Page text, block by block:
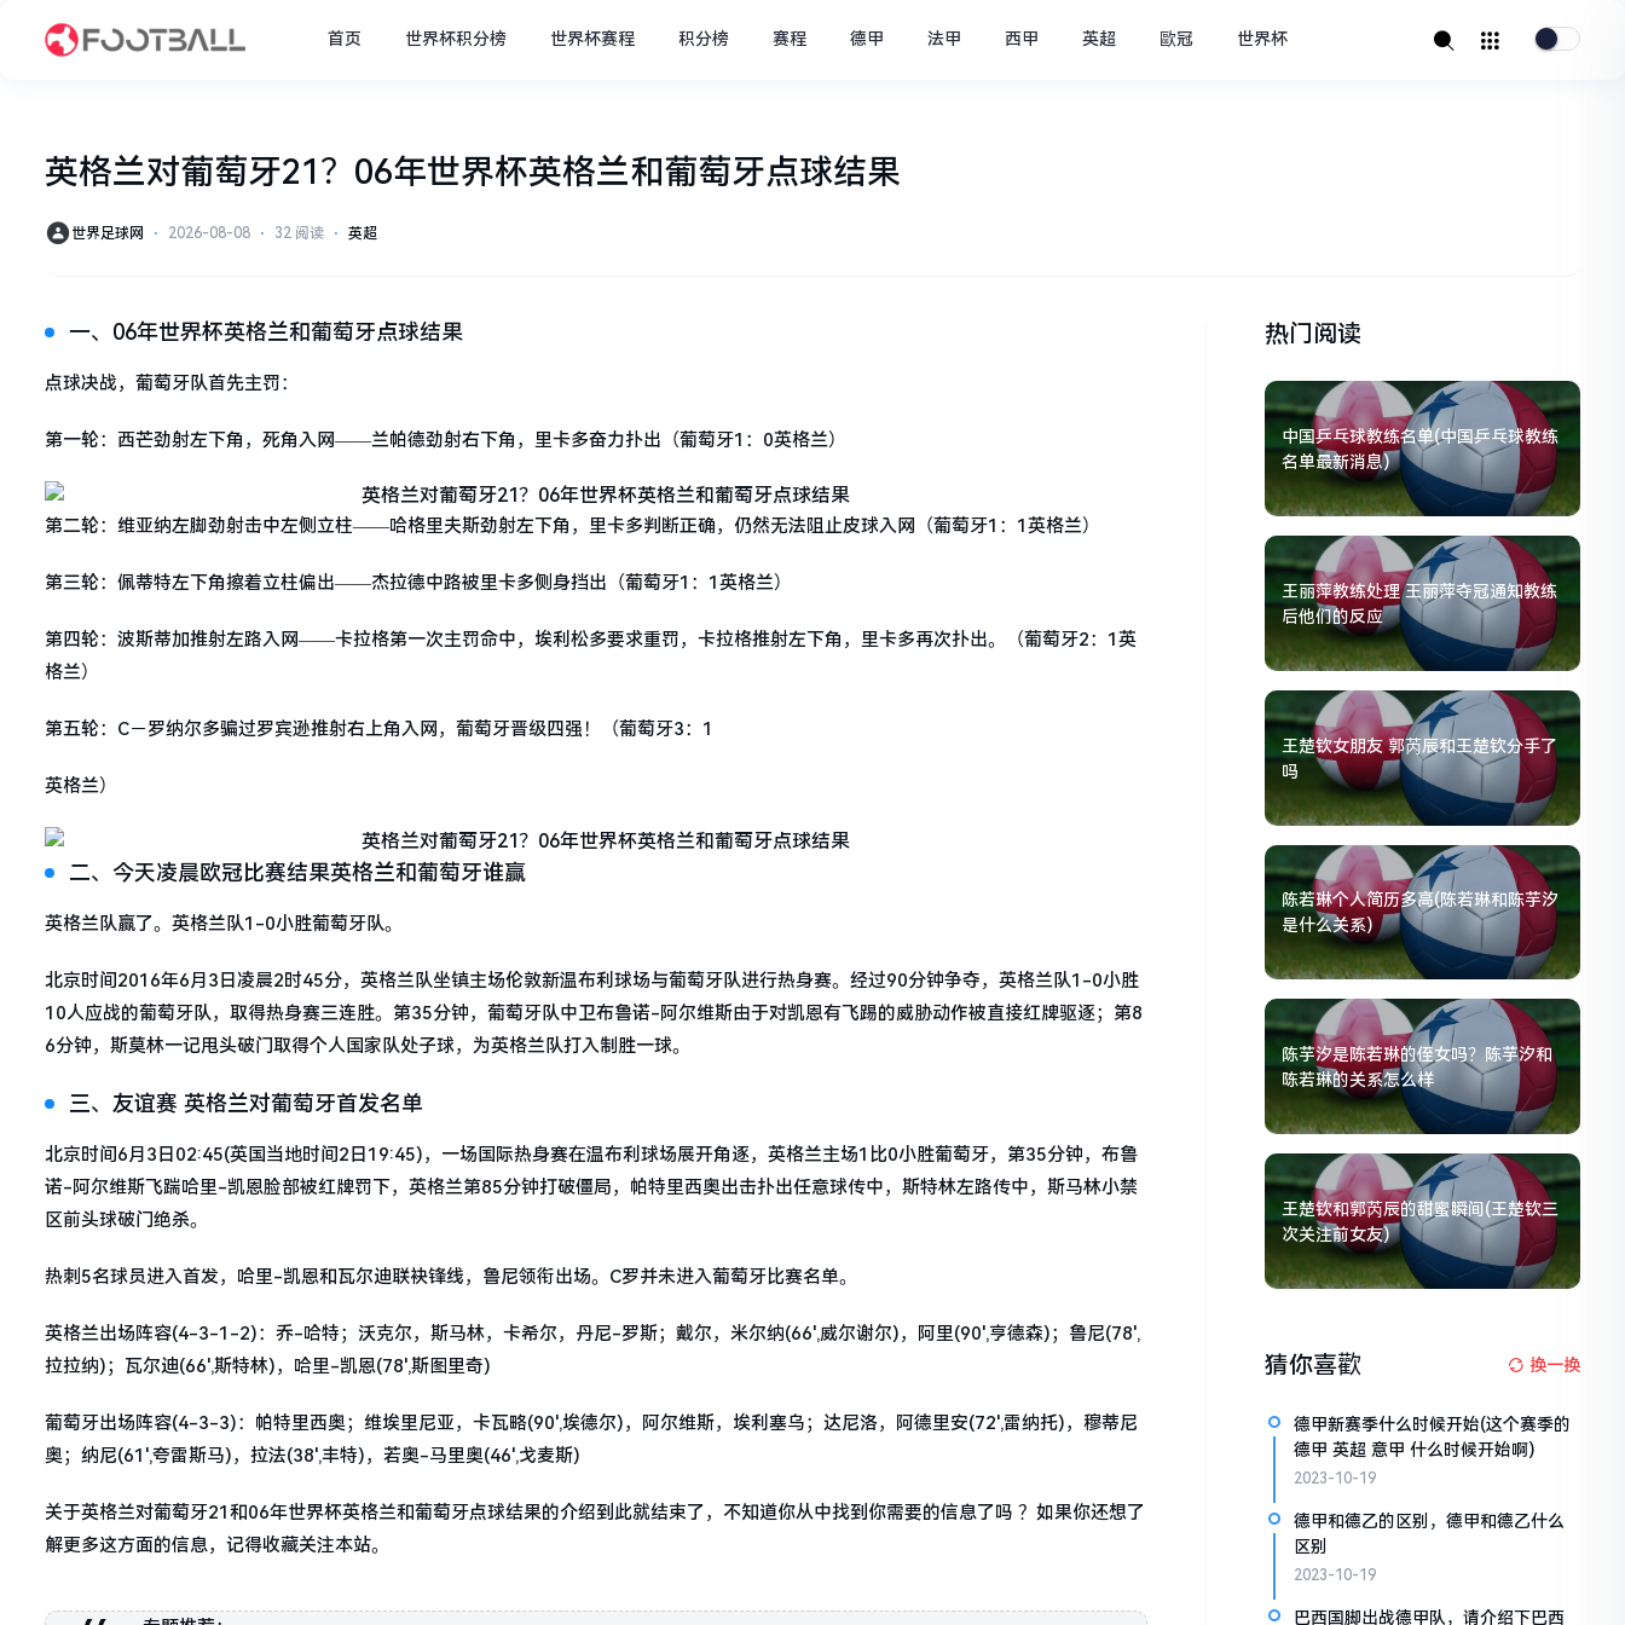
首页 世界杯积分榜 世界杯赛程 积分榜 赛程 德甲 法甲 西甲 英超 歐冠 世界杯
英格兰对葡萄牙21？06年世界杯英格兰和葡萄牙点球结果
世界足球网 ⋅ 2026-08-08 ⋅ 32 阅读 ⋅ 英超
一、06年世界杯英格兰和葡萄牙点球结果
点球决战，葡萄牙队首先主罚：
第一轮：西芒劲射左下角，死角入网——兰帕德劲射右下角，里卡多奋力扑出（葡萄牙1：0英格兰）
第二轮：维亚纳左脚劲射击中左侧立柱——哈格里夫斯劲射左下角，里卡多判断正确，仍然无法阻止皮球入网（葡萄牙1：1英格兰）
第三轮：佩蒂特左下角擦着立柱偏出——杰拉德中路被里卡多侧身挡出（葡萄牙1：1英格兰）
第四轮：波斯蒂加推射左路入网——卡拉格第一次主罚命中，埃利松多要求重罚，卡拉格推射左下角，里卡多再次扑出。（葡萄牙2：1英
格兰）
第五轮：C－罗纳尔多骗过罗宾逊推射右上角入网，葡萄牙晋级四强！（葡萄牙3：1
英格兰）
二、今天凌晨欧冠比赛结果英格兰和葡萄牙谁赢
英格兰队赢了。英格兰队1-0小胜葡萄牙队。
北京时间2016年6月3日凌晨2时45分，英格兰队坐镇主场伦敦新温布利球场与葡萄牙队进行热身赛。经过90分钟争夺，英格兰队1-0小胜
10人应战的葡萄牙队，取得热身赛三连胜。第35分钟，葡萄牙队中卫布鲁诺-阿尔维斯由于对凯恩有飞踢的威胁动作被直接红牌驱逐；第8
6分钟，斯莫林一记甩头破门取得个人国家队处子球，为英格兰队打入制胜一球。
三、友谊赛 英格兰对葡萄牙首发名单
北京时间6月3日02:45(英国当地时间2日19:45)，一场国际热身赛在温布利球场展开角逐，英格兰主场1比0小胜葡萄牙，第35分钟，布鲁
诺-阿尔维斯飞踹哈里-凯恩脸部被红牌罚下，英格兰第85分钟打破僵局，帕特里西奥出击扑出任意球传中，斯特林左路传中，斯马林小禁
区前头球破门绝杀。
热刺5名球员进入首发，哈里-凯恩和瓦尔迪联袂锋线，鲁尼领衔出场。C罗并未进入葡萄牙比赛名单。
英格兰出场阵容(4-3-1-2)：乔-哈特；沃克尔，斯马林，卡希尔，丹尼-罗斯；戴尔，米尔纳(66',威尔谢尔)，阿里(90',亨德森)；鲁尼(78',
拉拉纳)；瓦尔迪(66',斯特林)，哈里-凯恩(78',斯图里奇)
葡萄牙出场阵容(4-3-3)：帕特里西奥；维埃里尼亚，卡瓦略(90',埃德尔)，阿尔维斯，埃利塞乌；达尼洛，阿德里安(72',雷纳托)，穆蒂尼
奥；纳尼(61',夸雷斯马)，拉法(38',丰特)，若奥-马里奥(46',戈麦斯)
关于英格兰对葡萄牙21和06年世界杯英格兰和葡萄牙点球结果的介绍到此就结束了，不知道你从中找到你需要的信息了吗 ？如果你还想了
解更多这方面的信息，记得收藏关注本站。
热门阅读
中国乒乓球教练名单(中国乒乓球教练
名单最新消息)
王丽萍教练处理 王丽萍夺冠通知教练
后他们的反应
王楚钦女朋友 郭芮辰和王楚钦分手了
吗
陈若琳个人简历多高(陈若琳和陈芋汐
是什么关系)
陈芋汐是陈若琳的侄女吗？陈芋汐和
陈若琳的关系怎么样
王楚钦和郭芮辰的甜蜜瞬间(王楚钦三
次关注前女友)
猜你喜歡 换一换
德甲新赛季什么时候开始(这个赛季的
德甲 英超 意甲 什么时候开始啊)
2023-10-19
德甲和德乙的区别，德甲和德乙什么
区别
2023-10-19
巴西国脚出战德甲队，请介绍下巴西